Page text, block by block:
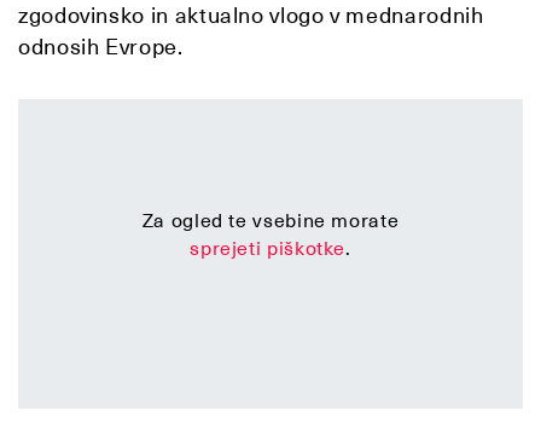
zgodovinsko in aktualno vlogo v mednarodnih
odnosih Evrope.
Za ogled te vsebine morate
sprejeti piškotke.